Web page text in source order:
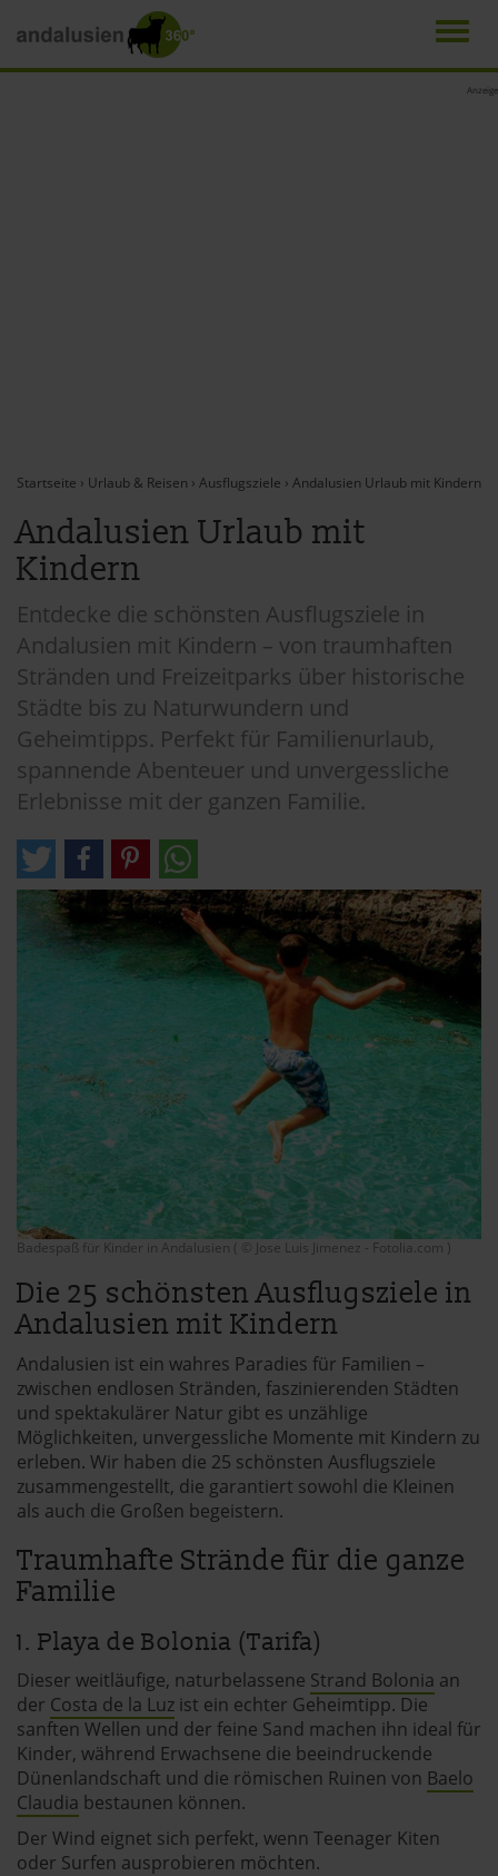
Anzeige
Startseite › Urlaub & Reisen › Ausflugsziele › Andalusien Urlaub mit Kindern
Andalusien Urlaub mit
Kindern
Entdecke die schönsten Ausflugsziele in
Andalusien mit Kindern – von traumhaften
Stränden und Freizeitparks über historische
Städte bis zu Naturwundern und
Geheimtipps. Perfekt für Familienurlaub,
spannende Abenteuer und unvergessliche
Erlebnisse mit der ganzen Familie.
Badespaß für Kinder in Andalusien ( © Jose Luis Jimenez - Fotolia.com )
Die 25 schönsten Ausflugsziele in
Andalusien mit Kindern
Andalusien ist ein wahres Paradies für Familien –
zwischen endlosen Stränden, faszinierenden Städten
und spektakulärer Natur gibt es unzählige
Möglichkeiten, unvergessliche Momente mit Kindern zu
erleben. Wir haben die 25 schönsten Ausflugsziele
zusammengestellt, die garantiert sowohl die Kleinen
als auch die Großen begeistern.
Traumhafte Strände für die ganze
Familie
1. Playa de Bolonia (Tarifa)
Dieser weitläufige, naturbelassene Strand Bolonia an
der Costa de la Luz ist ein echter Geheimtipp. Die
sanften Wellen und der feine Sand machen ihn ideal für
Kinder, während Erwachsene die beeindruckende
Dünenlandschaft und die römischen Ruinen von Baelo
Claudia bestaunen können.
Der Wind eignet sich perfekt, wenn Teenager Kiten
oder Surfen ausprobieren möchten.